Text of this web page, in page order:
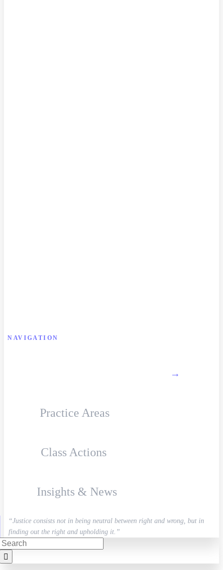
NAVIGATION
→
Practice Areas
Class Actions
Insights & News
“Justice consists not in being neutral between right and wrong, but in
finding out the right and upholding it.”